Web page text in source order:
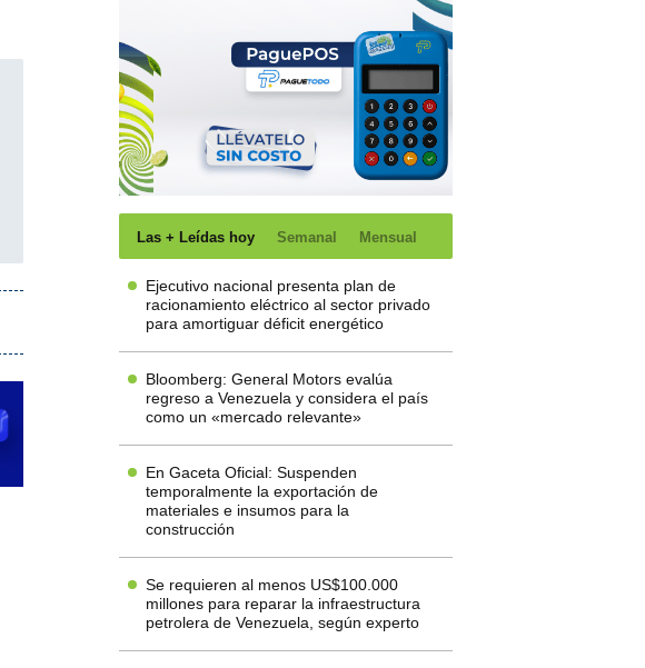
Las + Leídas hoy Semanal Mensual
Ejecutivo nacional presenta plan de
racionamiento eléctrico al sector privado
para amortiguar déficit energético
Bloomberg: General Motors evalúa
regreso a Venezuela y considera el país
como un «mercado relevante»
En Gaceta Oficial: Suspenden
temporalmente la exportación de
materiales e insumos para la
construcción
Se requieren al menos US$100.000
millones para reparar la infraestructura
petrolera de Venezuela, según experto